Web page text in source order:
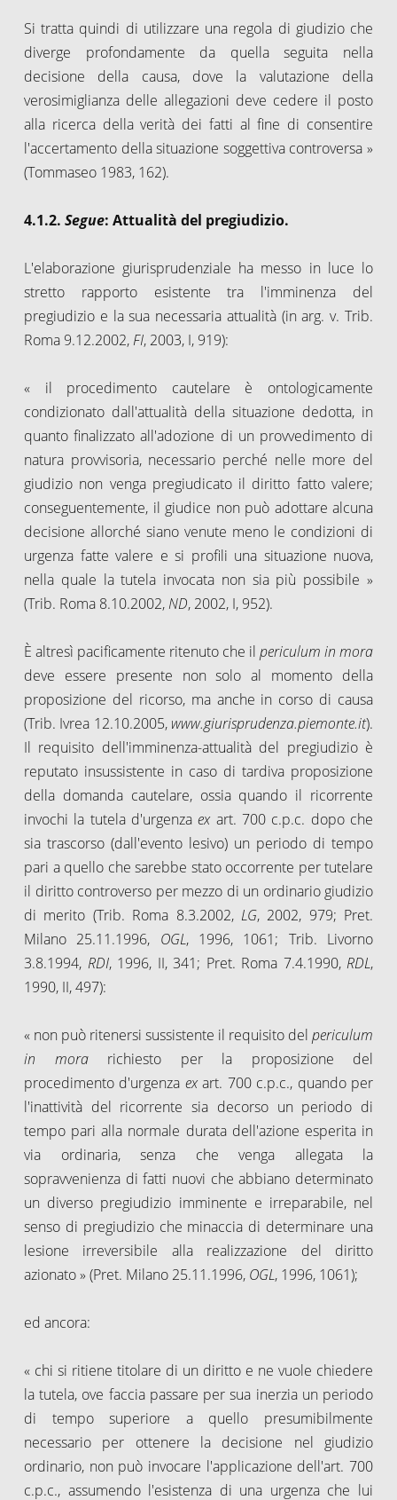
Si tratta quindi di utilizzare una regola di giudizio che
diverge profondamente da quella seguita nella
decisione della causa, dove la valutazione della
verosimiglianza delle allegazioni deve cedere il posto
alla ricerca della verità dei fatti al fine di consentire
l'accertamento della situazione soggettiva controversa »
(Tommaseo 1983, 162).
4.1.2. Segue: Attualità del pregiudizio.
L'elaborazione giurisprudenziale ha messo in luce lo
stretto rapporto esistente tra l'imminenza del
pregiudizio e la sua necessaria attualità (in arg. v. Trib.
Roma 9.12.2002, FI, 2003, I, 919):
« il procedimento cautelare è ontologicamente
condizionato dall'attualità della situazione dedotta, in
quanto finalizzato all'adozione di un provvedimento di
natura provvisoria, necessario perché nelle more del
giudizio non venga pregiudicato il diritto fatto valere;
conseguentemente, il giudice non può adottare alcuna
decisione allorché siano venute meno le condizioni di
urgenza fatte valere e si profili una situazione nuova,
nella quale la tutela invocata non sia più possibile »
(Trib. Roma 8.10.2002, ND, 2002, I, 952).
È altresì pacificamente ritenuto che il periculum in mora
deve essere presente non solo al momento della
proposizione del ricorso, ma anche in corso di causa
(Trib. Ivrea 12.10.2005, www.giurisprudenza.piemonte.it).
Il requisito dell'imminenza-attualità del pregiudizio è
reputato insussistente in caso di tardiva proposizione
della domanda cautelare, ossia quando il ricorrente
invochi la tutela d'urgenzaexart. 700 c.p.c. dopo che
sia trascorso (dall'evento lesivo) un periodo di tempo
pari a quello che sarebbe stato occorrente per tutelare
il diritto controverso per mezzo di un ordinario giudizio
di merito (Trib. Roma 8.3.2002, LG, 2002, 979; Pret.
Milano 25.11.1996, OGL, 1996, 1061; Trib. Livorno
3.8.1994, RDI, 1996, II, 341; Pret. Roma 7.4.1990, RDL,
1990, II, 497):
« non può ritenersi sussistente il requisito del periculum
in morarichiesto per la proposizione del
procedimento d'urgenza exart. 700 c.p.c., quando per
l'inattività del ricorrente sia decorso un periodo di
tempo pari alla normale durata dell'azione esperita in
via ordinaria, senza che venga allegata la
sopravvenienza di fatti nuovi che abbiano determinato
un diverso pregiudizio imminente e irreparabile, nel
senso di pregiudizio che minaccia di determinare una
lesione irreversibile alla realizzazione del diritto
azionato » (Pret. Milano 25.11.1996, OGL, 1996, 1061);
ed ancora:
« chi si ritiene titolare di un diritto e ne vuole chiedere
la tutela, ove faccia passare per sua inerzia un periodo
di tempo superiore a quello presumibilmente
necessario per ottenere la decisione nel giudizio
ordinario, non può invocare l'applicazione dell'art. 700
c.p.c., assumendo l'esistenza di una urgenza che lui